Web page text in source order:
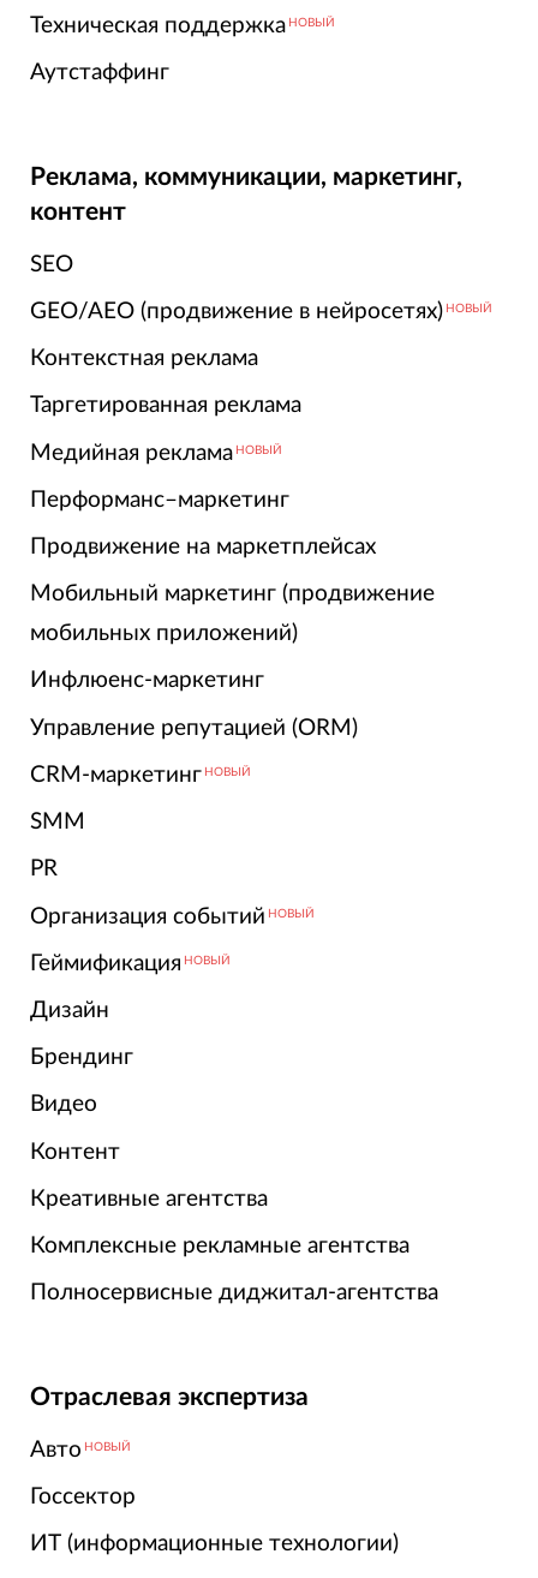
Техническая поддержка НОВЫЙ
Аутстаффинг
Реклама, коммуникации, маркетинг,
контент
SEO
GEO/AEO (продвижение в нейросетях) НОВЫЙ
Контекстная реклама
Таргетированная реклама
Медийная реклама НОВЫЙ
Перформанс–маркетинг
Продвижение на маркетплейсах
Мобильный маркетинг (продвижение
мобильных приложений)
Инфлюенс-маркетинг
Управление репутацией (ORM)
CRM-маркетинг НОВЫЙ
SMM
PR
Организация событий НОВЫЙ
Геймификация НОВЫЙ
Дизайн
Брендинг
Видео
Контент
Креативные агентства
Комплексные рекламные агентства
Полносервисные диджитал-агентства
Отраслевая экспертиза
Авто НОВЫЙ
Госсектор
ИТ (информационные технологии)